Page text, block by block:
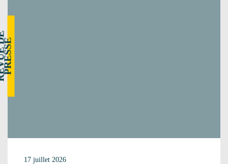
D
E
17 juillet 2026